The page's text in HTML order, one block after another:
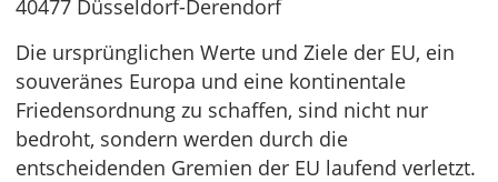
40477 Düsseldorf-Derendorf
Die ursprünglichen Werte und Ziele der EU, ein
souveränes Europa und eine kontinentale
Friedensordnung zu schaffen, sind nicht nur
bedroht, sondern werden durch die
entscheidenden Gremien der EU laufend verletzt.